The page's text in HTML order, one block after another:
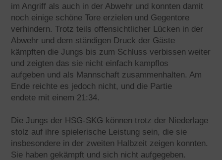
im Angriff als auch in der Abwehr und konnten damit
noch einige schöne Tore erzielen und Gegentore
verhindern. Trotz teils offensichtlicher Lücken in der
Abwehr und dem ständigen Druck der Gäste
kämpften die Jungs bis zum Schluss verbissen weiter
und zeigten das sie nicht einfach kampflos
aufgeben und als Mannschaft zusammenhalten. Am
Ende reichte es jedoch nicht, und die Partie
endete mit einem 21:34.
Die Jungs der HSG-SKG können trotz der Niederlage
stolz auf ihre spielerische Leistung sein, die sie
insbesondere in der zweiten Halbzeit zeigen konnten.
Sie haben gekämpft und sich nicht aufgegeben.